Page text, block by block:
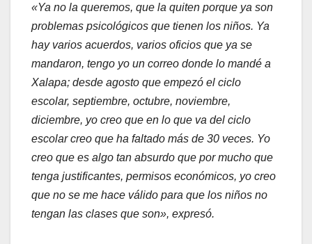
«Ya no la queremos, que la quiten porque ya son
problemas psicológicos que tienen los niños. Ya
hay varios acuerdos, varios oficios que ya se
mandaron, tengo yo un correo donde lo mandé a
Xalapa; desde agosto que empezó el ciclo
escolar, septiembre, octubre, noviembre,
diciembre, yo creo que en lo que va del ciclo
escolar creo que ha faltado más de 30 veces. Yo
creo que es algo tan absurdo que por mucho que
tenga justificantes, permisos económicos, yo creo
que no se me hace válido para que los niños no
tengan las clases que son», expresó.